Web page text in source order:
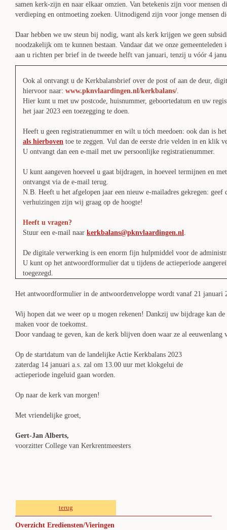
samen kerk-zijn en naar elkaar omzien. Van betekenis zijn voor mensen
verdieping en ontmoeting zoeken. Uitnodigend zijn voor jonge mensen
Daar hebben we uw steun bij nodig, want als kerk krijgen we geen
noodzakelijk om te kunnen bestaan. Vandaar dat we onze
aan u richten per brief in de tweede helft van januari, tenzij u vóór 4
Ook al ontvangt u de Kerkbalansbrief over de post of aan de deur,
hiervoor naar: www.pknvlaardingen.nl/kerkbalans/.
Hier kunt u met uw postcode, huisnummer, geboortedatum en uw
het jaar 2023 een toezegging te doen.
Heeft u geen registratienummer en wilt u tóch meedoen: ook dan is
als hierboven toe te zeggen. Vul dan de eerste drie velden in en klik
U ontvangt dan een e-mail met uw persoonlijke registratienummer.
U kunt aangeven hoeveel u gaat bijdragen, in hoeveel termijnen en
ontvangst via de e-mail terug.
N.B. Heeft u het afgelopen jaar een nieuw e-mailadres gekregen:
verhuizingen zijn wij graag op de hoogte!
Heeft u vragen?
Stuur een e-mail naar kerkbalans@pknvlaardingen.nl.
De digitale verwerking is een enorm fijn hulpmiddel voor de
U kunt op het antwoordformulier dat u tijdens de actieperiode
toegezegd.
Het antwoordformulier in de antwoordenveloppe wordt vanaf 21
Wij hopen dat we weer op u mogen rekenen! Dankzij uw bijdrage kan
maken voor de toekomst.
Door vandaag te geven, kan de kerk blijven doen waar ze al eeuwenlang
Op de startdatum van de landelijke Actie Kerkbalans 2023
zaterdag 14 januari a.s. zal om 13.00 uur met klokgelui de
actieperiode ingeluid gaan worden.
Op naar de kerk van morgen!
Met vriendelijke groet,
Gert-Jan Alberts,
voorzitter College van Kerkrentmeesters
terug
Overzicht Erediensten/Vieringen